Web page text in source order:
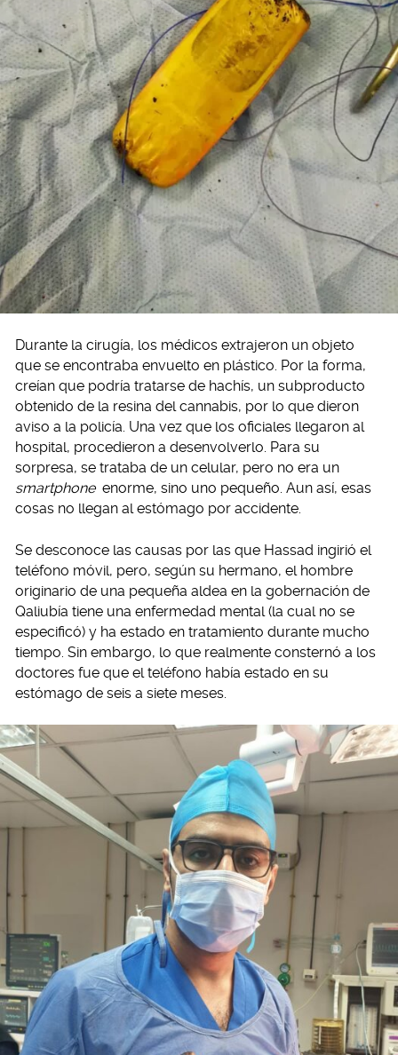
Durante la cirugía, los médicos extrajeron un objeto
que se encontraba envuelto en plástico. Por la forma,
creían que podría tratarse de hachís, un subproducto
obtenido de la resina del cannabis, por lo que dieron
aviso a la policía. Una vez que los oficiales llegaron al
hospital, procedieron a desenvolverlo. Para su
sorpresa, se trataba de un celular, pero no era un
smartphone enorme, sino uno pequeño. Aun así, esas
cosas no llegan al estómago por accidente.
Se desconoce las causas por las que Hassad ingirió el
teléfono móvil, pero, según su hermano, el hombre
originario de una pequeña aldea en la gobernación de
Qaliubía tiene una enfermedad mental (la cual no se
especificó) y ha estado en tratamiento durante mucho
tiempo. Sin embargo, lo que realmente consternó a los
doctores fue que el teléfono había estado en su
estómago de seis a siete meses.